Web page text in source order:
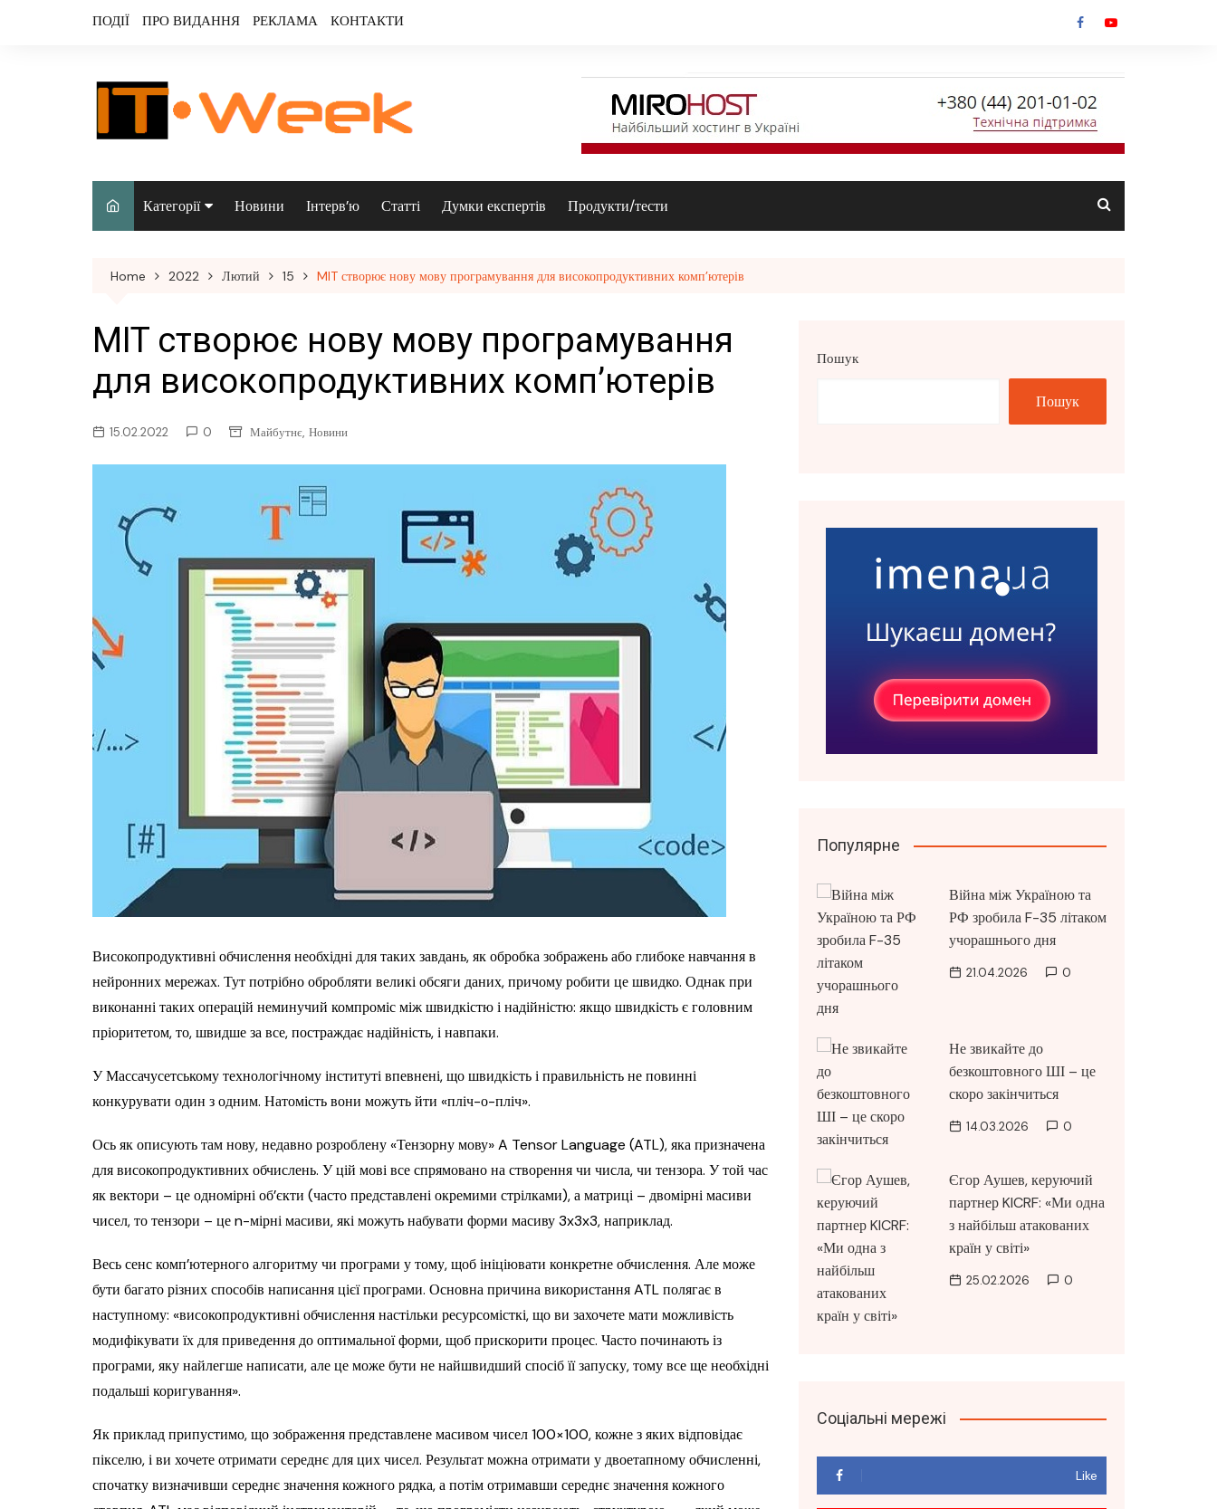
ПОДІЇ ПРО ВИДАННЯ РЕКЛАМА КОНТАКТИ
Категорії
Аудіо & відео
Безпека
Інфраструктура/
датацентри
Мобільні пристрої/ПК
Наука
Новини Інтерв’ю Статті Думки експертів Продукти/тести
Home 2022 Лютий 15 MIT створює нову мову програмування для високопродуктивних комп’ютерів
MIT створює нову мову програмування
для високопродуктивних комп’ютерів
15.02.2022 0 Майбутнє, Новини
Високопродуктивні обчислення необхідні для таких завдань, як обробка зображень або глибоке навчання в
нейронних мережах. Тут потрібно обробляти великі обсяги даних, причому робити це швидко. Однак при
виконанні таких операцій неминучий компроміс між швидкістю і надійністю: якщо швидкість є головним
пріоритетом, то, швидше за все, постраждає надійність, і навпаки.
У Массачусетському технологічному інституті впевнені, що швидкість і правильність не повинні
конкурувати один з одним. Натомість вони можуть йти «пліч-о-пліч».
Ось як описують там нову, недавно розроблену «Тензорну мову» A Tensor Language (ATL), яка призначена
для високопродуктивних обчислень. У цій мові все спрямовано на створення чи числа, чи тензора. У той час
як вектори – це одномірні об’єкти (часто представлені окремими стрілками), а матриці – двомірні масиви
чисел, то тензори – це n-мірні масиви, які можуть набувати форми масиву 3x3x3, наприклад.
Весь сенс комп’ютерного алгоритму чи програми у тому, щоб ініціювати конкретне обчислення. Але може
бути багато різних способів написання цієї програми. Основна причина використання ATL полягає в
наступному: «високопродуктивні обчислення настільки ресурсомісткі, що ви захочете мати можливість
модифікувати їх для приведення до оптимальної форми, щоб прискорити процес. Часто починають із
програми, яку найлегше написати, але це може бути не найшвидший спосіб її запуску, тому все ще необхідні
подальші коригування».
Як приклад припустимо, що зображення представлене масивом чисел 100×100, кожне з яких відповідає
пікселю, і ви хочете отримати середнє для цих чисел. Результат можна отримати у двоетапному обчисленні,
спочатку визначивши середнє значення кожного рядка, а потім отримавши середнє значення кожного
Пошук
Пошук
Популярне
Війна між Україною та
РФ зробила F-35 літаком
учорашнього дня
21.04.2026 0
Не звикайте до
безкоштовного ШІ – це
скоро закінчиться
14.03.2026 0
Єгор Аушев, керуючий
партнер KICRF: «Ми одна
з найбільш атакованих
країн у світі»
25.02.2026 0
Соціальні мережі
Like